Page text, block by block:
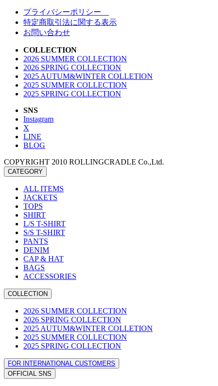
プライバシーポリシー
特定商取引法に関する表示
お問い合わせ
COLLECTION
2026 SUMMER COLLECTION
2026 SPRING COLLECTION
2025 AUTUM&WINTER COLLETION
2025 SUMMER COLLECTION
2025 SPRING COLLECTION
SNS
Instagram
X
LINE
BLOG
COPYRIGHT 2010 ROLLINGCRADLE Co.,Ltd.
CATEGORY
ALL ITEMS
JACKETS
TOPS
SHIRT
L/S T-SHIRT
S/S T-SHIRT
PANTS
DENIM
CAP & HAT
BAGS
ACCESSORIES
COLLECTION
2026 SUMMER COLLECTION
2026 SPRING COLLECTION
2025 AUTUM&WINTER COLLETION
2025 SUMMER COLLECTION
2025 SPRING COLLECTION
FOR INTERNATIONAL CUSTOMERS
OFFICIAL SNS